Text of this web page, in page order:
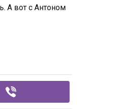
А вот с Антоном